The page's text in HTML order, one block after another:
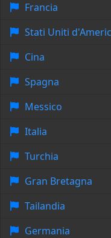
Francia
Stati Uniti
Cina
Spagna
Messico
Italia
Turchia
Gran Bretagna
Tailandia
Germania